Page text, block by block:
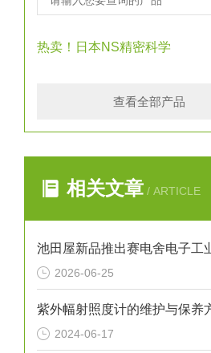
热卖！日本NS精密科学
查看全部产品
相关文章 / ARTICLE
2026-06-25
紫外幅射照度计的维护与保养
2024-06-17